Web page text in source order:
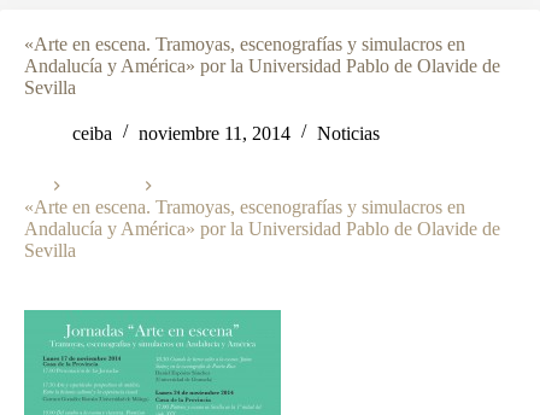
«Arte en escena. Tramoyas, escenografías y simulacros en
Andalucía y América» por la Universidad Pablo de Olavide de
Sevilla
ceiba noviembre 11, 2014 Noticias
Inicio
«Arte en escena. Tramoyas, escenografías y simulacros en
Andalucía y América» por la Universidad Pablo de Olavide de
Sevilla